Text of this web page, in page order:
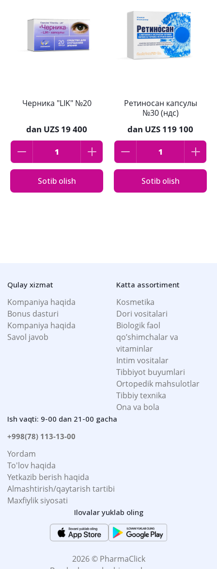
Черника "LIK" №20
dan UZS 19 400
Sotib olish
Ретиносан капсулы
№30 (ндс)
dan UZS 119 100
Sotib olish
Qulay xizmat
Kompaniya haqida
Bonus dasturi
Kompaniya haqida
Savol javob
Katta assortiment
Kosmetika
Dori vositalari
Biologik faol
qo’shimchalar va
vitaminlar
Intim vositalar
Tibbiyot buyumlari
Ortopedik mahsulotlar
Tibbiy texnika
Ona va bola
Ish vaqti: 9-00 dan 21-00 gacha
+998(78) 113-13-00
Yordam
To'lov haqida
Yetkazib berish haqida
Almashtirish/qaytarish tartibi
Maxfiylik siyosati
Ilovalar yuklab oling
2026 © PharmaClick